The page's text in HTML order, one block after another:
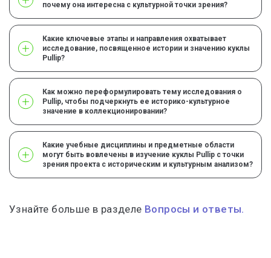
почему она интересна с культурной точки зрения?
Какие ключевые этапы и направления охватывает
исследование, посвященное истории и значению куклы
Pullip?
Как можно переформулировать тему исследования о
Pullip, чтобы подчеркнуть ее историко-культурное
значение в коллекционировании?
Какие учебные дисциплины и предметные области
могут быть вовлечены в изучение куклы Pullip с точки
зрения проекта с историческим и культурным анализом?
Узнайте больше в разделе Вопросы и ответы.